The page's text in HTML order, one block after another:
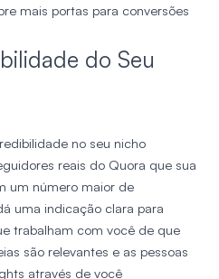
mais portas para conversões
do Seu
no seu nicho
reais do Quora que sua
um número maior de
uma indicação clara para
trabalham com você de que
são relevantes e as pessoas
através de você